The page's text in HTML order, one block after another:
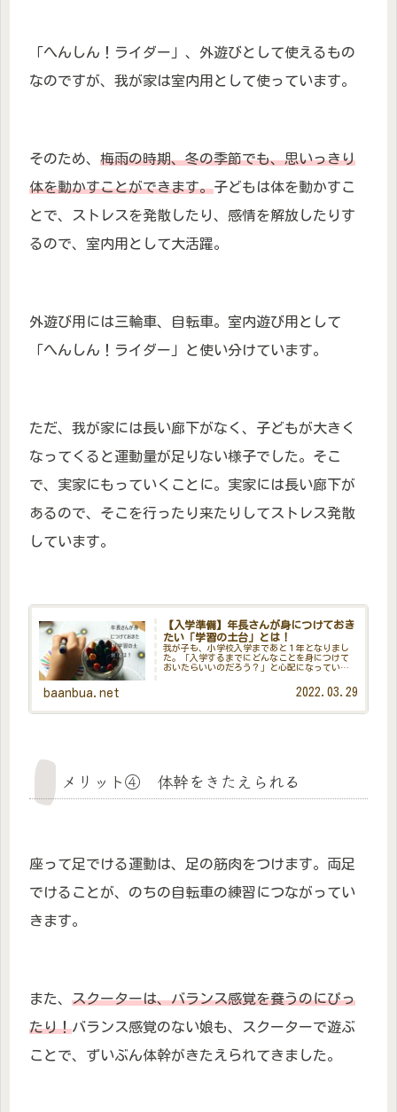
「へんしん！ライダー」、外遊びとして使えるもの
なのですが、我が家は室内用として使っています。
そのため、 梅雨の時期、冬の季節でも、思いっきり
体を動かすことができます。子どもは体を動かすこ
とで、ストレスを発散したり、感情を解放したりす
るので、室内用として大活躍。
外遊び用には三輪車、自転車。室内遊び用として
「へんしん！ライダー」と使い分けています。
ただ、我が家には長い廊下がなく、子どもが大きく
なってくると運動量が足りない様子でした。そこ
で、実家にもっていくことに。実家には長い廊下が
あるので、そこを行ったり来たりしてストレス発散
しています。
【入学準備】年長さんが身につけておき
たい「学習の土台」とは！
我が子も、小学校入学まであと１年となりまし
た。「入学するまでにどんなことを身につけて
おいたらいいのだろう？」と心配になっている
時代、実際に小学校１年生を担任していたとき
に感じていたことがいくつかあり...
baanbua.net 2022.03.29
メリット④ 体幹をきたえられる
座って足でける運動は、足の筋肉をつけます。両足
でけることが、のちの自転車の練習につながってい
きます。
また、 スクーターは、バランス感覚を養うのにぴっ
たり！バランス感覚のない娘も、スクーターで遊ぶ
ことで、ずいぶん体幹がきたえられてきました。